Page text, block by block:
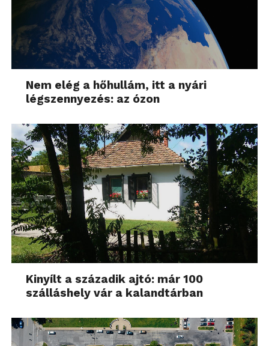
Nem elég a hőhullám, itt a nyári
légszennyezés: az ózon
Kinyílt a századik ajtó: már 100
szálláshely vár a kalandtárban